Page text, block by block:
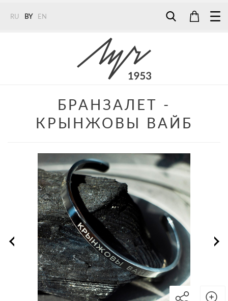
RU BY EN
+375 (29) 272 51 56
БРАНЗАЛЕТ -
КРЫНЖОВЫ ВАЙБ